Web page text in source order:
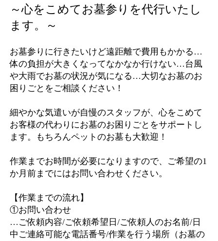
～心をこめてお墓参りを代行いたし
ます。～
お墓参りに行きたいけど遠距離で費用もかかる…
体の負担が大きくなってなかなか行けない…台風
や大雨でお墓の状況が気になる…大切なお墓のお
困りごとをご相談ください！
細やかな気遣いが自慢のスタッフが、心をこめて
お客様の代わりにお墓のお困りごとをサポートし
ます。もちろんペットのお墓も大歓迎！
作業までお時間が必要になりますので、ご希望の1
か月前までにはお問い合わせください。
【作業までの流れ】
①お問い合わせ
…ご依頼内容/ご依頼希望日/ご依頼人のお名前/日
中ご連絡可能な電話番号/作業を行う場所（お墓の